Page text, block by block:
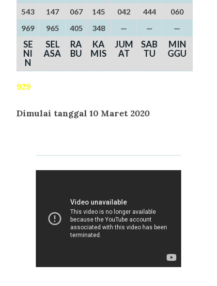
543
147 067 145 042 444
060
969
965 405 348 — — —
SE
NI
N
SEL
ASA
RA
BU
KA
MIS
JUM
AT
SAB
TU
MIN
GGU
929
Dimulai tanggal 10 Maret 2020